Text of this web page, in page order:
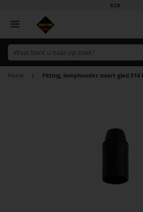
B2B
Home Fitting, lamphouder zwart glad E14